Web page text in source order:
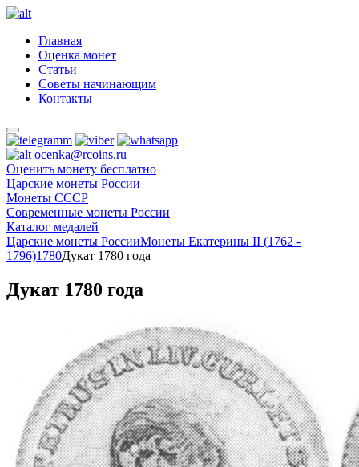
Главная
Оценка монет
Статьи
Советы начинающим
Контакты
ocenka@rcoins.ru
Оценить монету бесплатно
Царские монеты России
Монеты СССР
Современные монеты России
Каталог медалей
Царские монеты РоссииМонеты Екатерины II (1762 -
1796)1780Дукат 1780 года
Дукат 1780 года